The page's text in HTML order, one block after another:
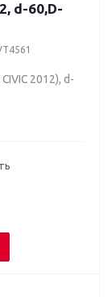
d-60,D-
2012), d-